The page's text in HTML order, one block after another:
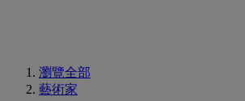
瀏覽全部
藝術家